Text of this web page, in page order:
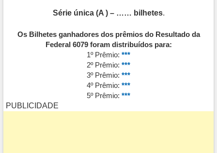
Série única (A ) – …… bilhetes.
Os Bilhetes ganhadores dos prêmios do Resultado da
Federal 6079 foram distribuídos para:
1º Prêmio: ***
2º Prêmio: ***
3º Prêmio: ***
4º Prêmio: ***
5º Prêmio: ***
PUBLICIDADE